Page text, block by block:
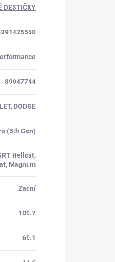
DESTIČKY
89047744
DODGE
(5th Gen)
Hellcat,
Magnum
Zadní
109.7
69.1